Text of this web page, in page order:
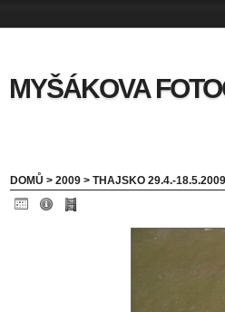
MYŠÁKOVA
DOMŮ > 2009 > THAJSKO 29.4.-18.5.2009